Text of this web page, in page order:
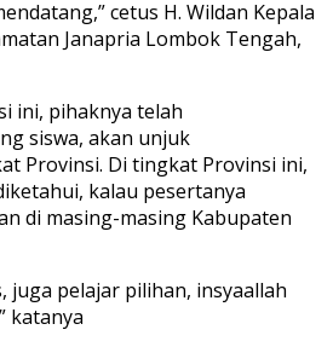
cetus H. Wildan Kepala
Janapria Lombok Tengah,
ini, pihaknya telah
siswa, akan unjuk
Provinsi. Di tingkat Provinsi ini,
kalau pesertanya
di masing-masing Kabupaten
juga pelajar pilihan, insyaallah
katanya